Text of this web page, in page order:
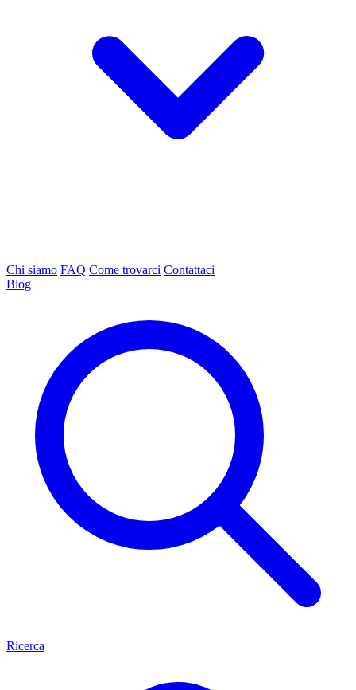
Chi siamo FAQ Come trovarci Contattaci
Blog
Ricerca